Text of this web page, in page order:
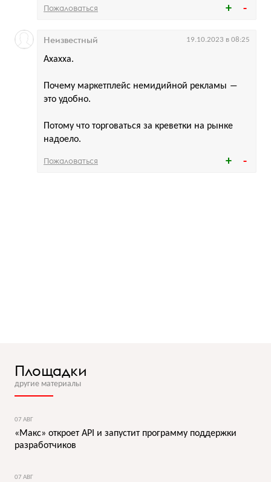
Пожаловаться
Ахахха.
Почему маркетплейс немидийной рекламы ―
это удобно.
Потому что торговаться за креветки на рынке
надоело.
Неизвестный 19.10.2023 в 08:25
Пожаловаться
Площадки
другие материалы
07 АВГ
«Макс» откроет API и запустит программу поддержки
разработчиков
07 АВГ